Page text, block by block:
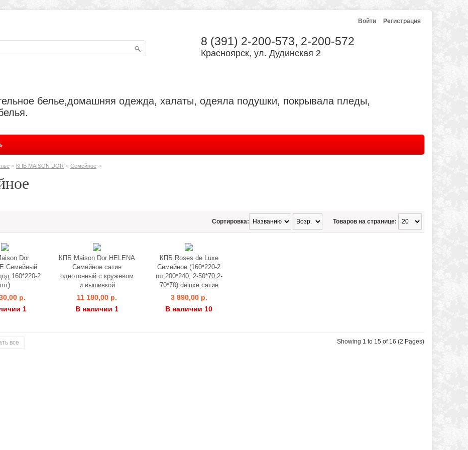
Войти Регистрация
8 (391) 2-200-573, 2-200-572
Красноярск, ул. Дудинская 2
белье,домашняя одежда, халаты, одеяла подушки, покрывала пледы,
» КПБ MAISON DOR » Семейное »
Товаров на странице:
Сортировка:
Dor
Семейный
2
шт)
р.
1
КПБ Maison Dor HELENA
Семейное сатин
однотонный с кружевом
и вышивкой
11 180,00 р.
В наличии 1
КПБ Roses de Luxe
Семейное (160*220-2
шт,200*240, 2-50*70,2-
70*70) deluxe сатин
3 890,00 р.
В наличии 10
все Showing 1 to 15 of 16 (2 Pages)